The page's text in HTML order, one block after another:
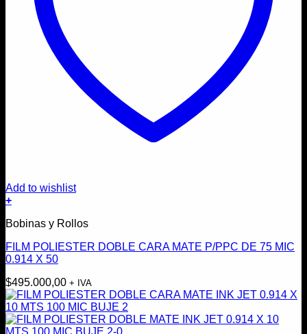
Add to wishlist
+
Bobinas y Rollos
FILM POLIESTER DOBLE CARA MATE P/PPC DE 75 MIC
0.914 X 50
$495.000,00 + IVA